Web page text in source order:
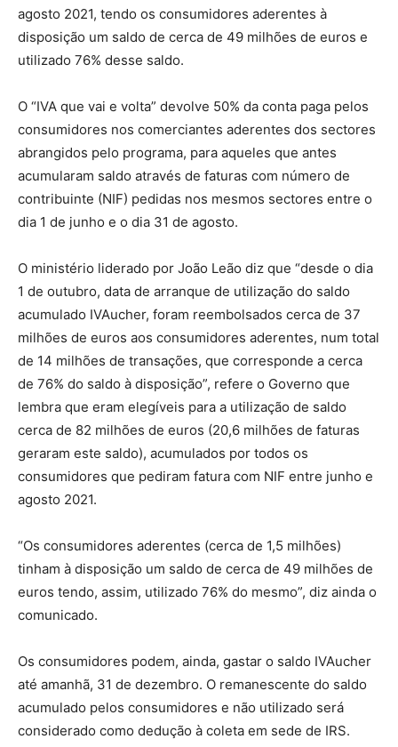
agosto 2021, tendo os consumidores aderentes à
disposição um saldo de cerca de 49 milhões de euros e
utilizado 76% desse saldo.
O “IVA que vai e volta” devolve 50% da conta paga pelos
consumidores nos comerciantes aderentes dos sectores
abrangidos pelo programa, para aqueles que antes
acumularam saldo através de faturas com número de
contribuinte (NIF) pedidas nos mesmos sectores entre o
dia 1 de junho e o dia 31 de agosto.
O ministério liderado por João Leão diz que “desde o dia
1 de outubro, data de arranque de utilização do saldo
acumulado IVAucher, foram reembolsados cerca de 37
milhões de euros aos consumidores aderentes, num total
de 14 milhões de transações, que corresponde a cerca
de 76% do saldo à disposição”, refere o Governo que
lembra que eram elegíveis para a utilização de saldo
cerca de 82 milhões de euros (20,6 milhões de faturas
geraram este saldo), acumulados por todos os
consumidores que pediram fatura com NIF entre junho e
agosto 2021.
“Os consumidores aderentes (cerca de 1,5 milhões)
tinham à disposição um saldo de cerca de 49 milhões de
euros tendo, assim, utilizado 76% do mesmo”, diz ainda o
comunicado.
Os consumidores podem, ainda, gastar o saldo IVAucher
até amanhã, 31 de dezembro. O remanescente do saldo
acumulado pelos consumidores e não utilizado será
considerado como dedução à coleta em sede de IRS.